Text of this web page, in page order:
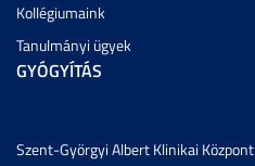
Kollégiumaink
Tanulmányi ügyek
GYÓGYÍTÁS
Szent-Györgyi Albert Klinikai Központ